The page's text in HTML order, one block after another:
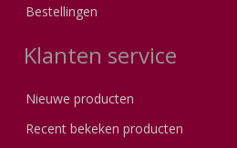
Bestellingen
Klanten service
Nieuwe producten
Recent bekeken producten